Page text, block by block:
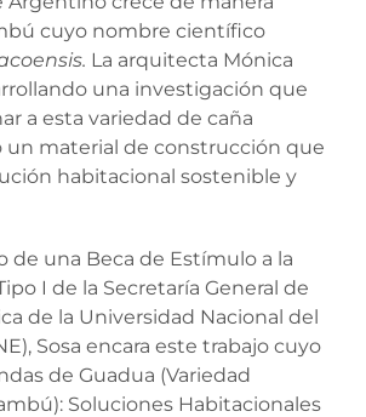
cuyo nombre científico
La arquitecta Mónica
una investigación que
a esta variedad de caña
un material de construcción que
habitacional sostenible y
de una Beca de Estímulo a la
I de la Secretaría General de
de la Universidad Nacional del
Sosa encara este trabajo cuyo
de Guadua (Variedad
Soluciones Habitacionales